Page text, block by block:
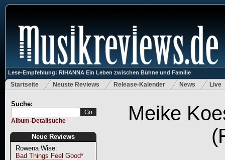
Lese-Empfehlung: RIHANNA Ein Leben zwischen Bühne und Familie
Startseite Neuste Reviews Release-Kalender News Live
Suche:
Album-Detailsuche
Neue Reviews
Rowena Wise:
Bad Things Feel Good*
Meike